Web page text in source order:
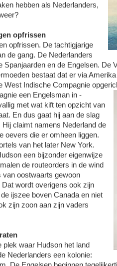
hebben als Nederlanders,
opfrissen
opfrissen. De tachtigjarige
de gang. De Nederlanders
Spanjaarden en de Engelsen. De
bestaat dat er via
West Indische Compagnie
een Engelsman in -
met wat kift ten opzicht van
En dus gaat hij aan de slag
Hij claimt namens Nederland de
oevers die er omheen liggen.
van het later New York.
een bijzonder eigenwijze
de routeorders in de wind
van oostwaarts gewoon
wordt overigens ook zijn
ijszee boven Canada en niet
zijn zoon aan zijn vaders
plek waar Hudson het land
Nederlanders een kolonie: